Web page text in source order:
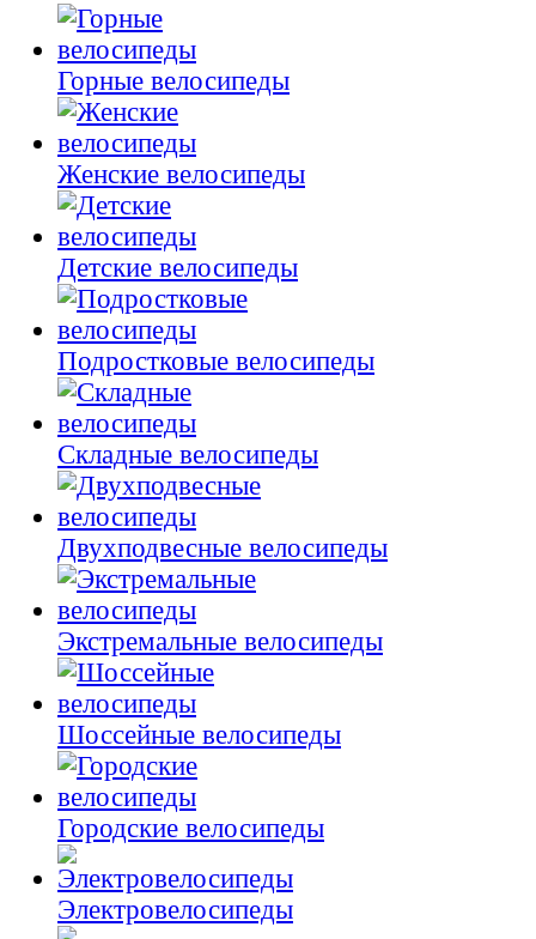
Горные велосипеды
Женские велосипеды
Детские велосипеды
Подростковые велосипеды
Складные велосипеды
Двухподвесные велосипеды
Экстремальные велосипеды
Шоссейные велосипеды
Городские велосипеды
Электровелосипеды